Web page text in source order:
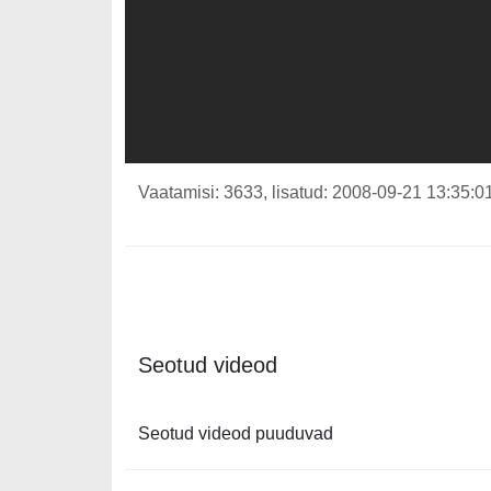
Vaatamisi: 3633, lisatud: 2008-09-21
Seotud videod
Seotud videod puuduvad